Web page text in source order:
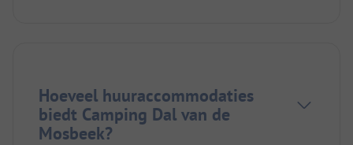
Hoeveel huuraccommodaties
biedt Camping Dal van de
Mosbeek?